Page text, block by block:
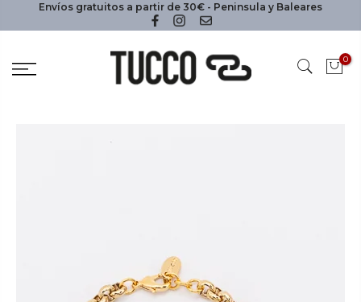
Envíos gratuitos a partir de 30€ - Peninsula y Baleares
0